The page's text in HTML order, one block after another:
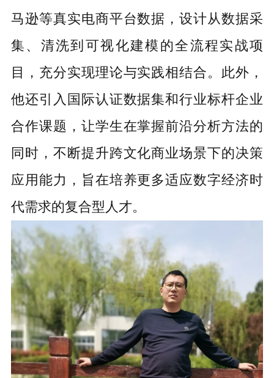
马逊等真实电商平台数据，设计从数据采
集、清洗到可视化建模的全流程实战项
目，充分实现理论与实践相结合。此外，
他还引入国际认证数据集和行业标杆企业
合作课题，让学生在掌握前沿分析方法的
同时，不断提升跨文化商业场景下的决策
应用能力，旨在培养更多适应数字经济时
代需求的复合型人才。